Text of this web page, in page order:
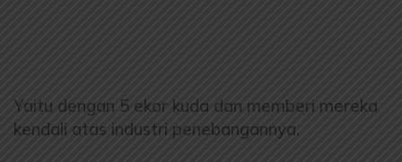
Yaitu dengan 5 ekor kuda dan memberi mereka
kendali atas industri penebangannya.